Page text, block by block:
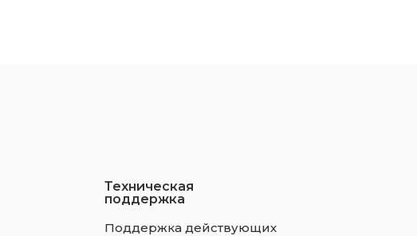
Техническая
поддержка
Поддержка действующих